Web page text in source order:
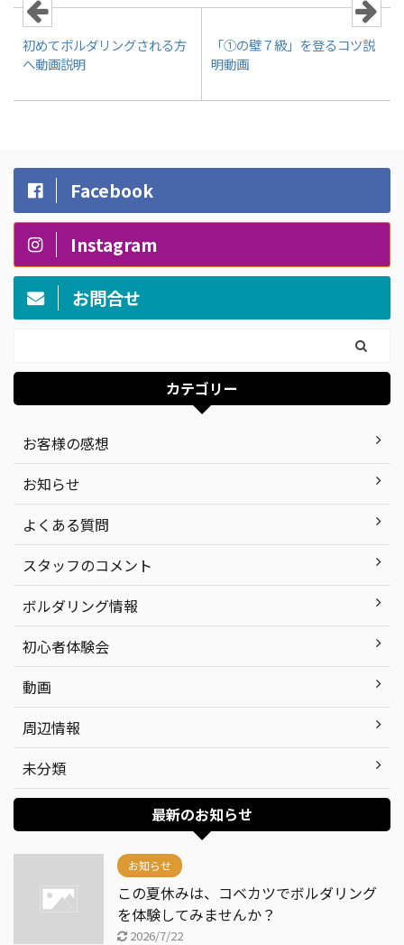
初めてボルダリングされる方
へ動画説明
「①の壁７級」を登るコツ説
明動画
Facebook
Instagram
お問合せ
カテゴリー
お客様の感想
お知らせ
よくある質問
スタッフのコメント
ボルダリング情報
初心者体験会
動画
周辺情報
未分類
最新のお知らせ
お知らせ
この夏休みは、コベカツでボルダリング
を体験してみませんか？
2026/7/22